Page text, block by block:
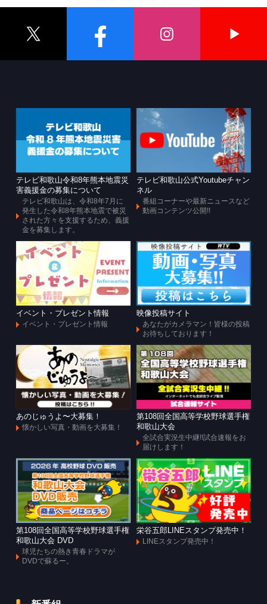
テレビ和歌山令和8年熊本地震災
害義援金の募集について
テレビ和歌山は、令和8年7月に
発生した令和8年熊本地震で被災
された方々を支援するため、義援
金を募集します。
テレビ和歌山公式Youtubeチャン
ネル
番組コーナーや最新ニュースなど
動画コンテンツ公開!!
イベント・プレゼント情報
イベント・プレゼント情報
映像投稿サイト
あなたがカメラマン！皆様の投稿
お待ちしております！
あのじゅうよ〜大募集！
懐かしい写真・動画を大募集！
第108回全国高等学校野球選手権
和歌山大会
全試合実況生中継!!試合速報をお
届けします！
第108回全国高等学校野球選手権
和歌山大会 DVD
球児たちの熱き青春ドラマが
DVDで蘇るー。
栄谷五郎LINEスタンプ発売中！
LINEスタンプ発売中！